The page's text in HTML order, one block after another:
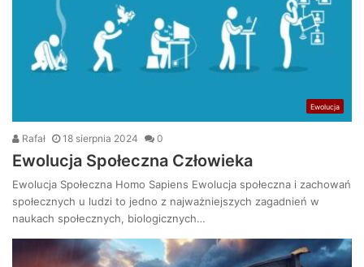
Ewolucja
Rafał 18 sierpnia 2024 0
Ewolucja Społeczna Człowieka
Ewolucja Społeczna Homo Sapiens Ewolucja społeczna i zachowań
społecznych u ludzi to jedno z najważniejszych zagadnień w
naukach społecznych, biologicznych…